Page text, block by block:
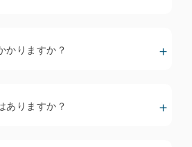
を起こすリスクが高くなりますの
修理の価格と品質について
かりますか？
ありますか？